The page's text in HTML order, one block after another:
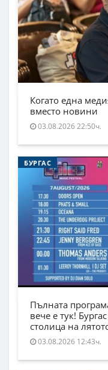
Когато една
вместо новини
03.08.2026 22:50ч.
БУРГАС
Пълната
вече е тук!
столица на
03.08.2026 12:43ч.